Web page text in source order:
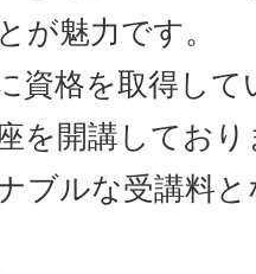
が魅力です。
資格を取得し
を開講してお
ブルな受講料